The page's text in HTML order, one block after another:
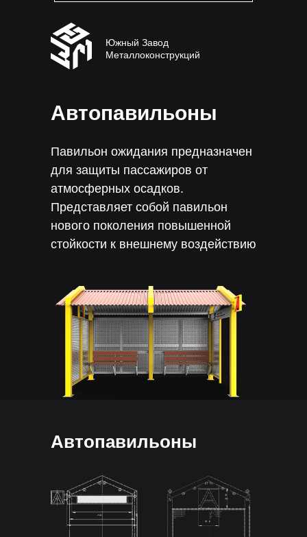
Павильон ожидания предназначен
для защиты пассажиров от
атмосферных осадков.
Представляет собой павильон
нового поколения повышенной
стойкости к внешнему воздействию
Автопавильоны
Южный Завод
Металлоконструкций
Автопавильоны